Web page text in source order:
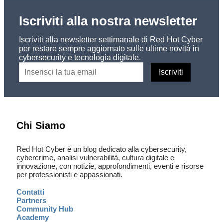
Iscriviti alla nostra newsletter
Iscriviti alla newsletter settimanale di Red Hot Cyber
per restare sempre aggiornato sulle ultime novità in
cybersecurity e tecnologia digitale.
Chi Siamo
Red Hot Cyber è un blog dedicato alla cybersecurity,
cybercrime, analisi vulnerabilità, cultura digitale e
innovazione, con notizie, approfondimenti, eventi e risorse
per professionisti e appassionati.
Contatti
Partners
Community Hub
Academy